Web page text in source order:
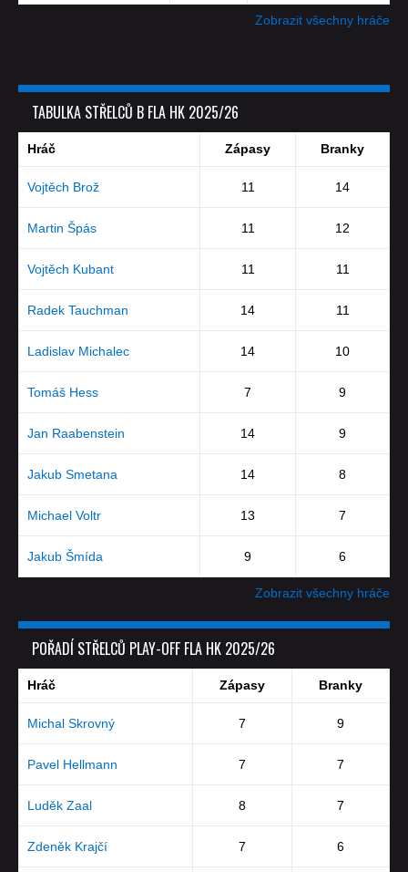
Zobrazit všechny hráče
TABULKA STŘELCŮ B FLA HK 2025/26
Hráč Zápasy Branky
Vojtěch Brož 11 14
Martin Špás 11 12
Vojtěch Kubant 11 11
Radek Tauchman 14 11
Ladislav Michalec 14 10
Tomáš Hess 7 9
Jan Raabenstein 14 9
Jakub Smetana 14 8
Michael Voltr 13 7
Jakub Šmída 9 6
Zobrazit všechny hráče
POŘADÍ STŘELCŮ PLAY-OFF FLA HK 2025/26
Hráč Zápasy Branky
Michal Skrovný 7 9
Pavel Hellmann 7 7
Luděk Zaal 8 7
Zdeněk Krajčí 7 6